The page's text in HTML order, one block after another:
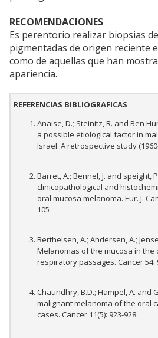
RECOMENDACIONES
Es perentorio realizar biopsias
pigmentadas de origen reciente
como de aquellas que han
apariencia.
REFERENCIAS BIBLIOGRAFICAS
Anaise, D.; Steinitz, R. and Ben
a possible etiological factor in
Israel. A retrospective study
Barret, A.; Bennel, J. and speight,
clinicopathological and
oral mucosa melanoma. Eur. J.
105
Berthelsen, A.; Andersen, A.;
Melanomas of the mucosa in
respiratory passages. Cancer 54:
Chaundhry, B.D.; Hampel, A. and
malignant melanoma of the oral
cases. Cancer 11(5): 923-928.